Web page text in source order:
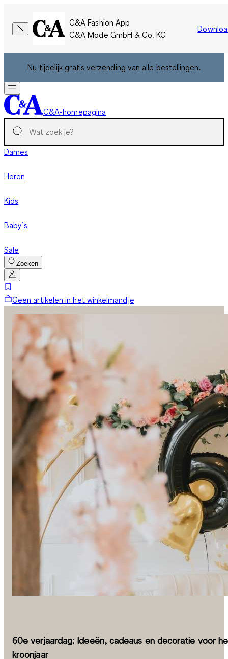
C&A Fashion App
C&A Mode GmbH & Co. KG
Nu tijdelijk gratis verzending van alle bestellingen.
C&A-homepagina
Dames
Heren
Kids
Baby’s
Sale
Zoeken
Geen artikelen in het winkelmandje
60e verjaardag: Ideeën, cadeaus en decoratie voor
kroonjaar